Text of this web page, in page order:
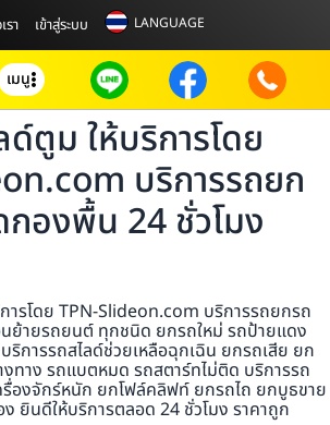
รา เข้าสู่ระบบ LANGUAGE
เมนู
ตูม ให้บริการโดย
บริการรถยก
กองพื้น 24 ชั่วโมง
ารโดย TPN-Slideon.com บริการรถยกรถ
ย้ายรถยนต์ ทุกชนิด ยกรถใหม่ รถป้ายแดง
ริการรถสไลด์ช่วยเหลือฉุกเฉิน ยกรถเสีย ยก
ทาง รถแบตหมด รถสตาร์ทไม่ติด บริการรถ
องจักร์หนัก ยกโฟล์คลิฟท์ ยกรถไถ ยกบูธขาย
ยินดีให้บริการตลอด 24 ชั่วโมง ราคาถูก